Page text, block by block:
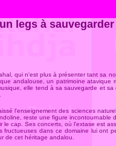
un legs à sauvegarder
qui n'est plus à présenter tant sa
andalouse, un patrimoine atavique
elle tend à sa sauvegarde et
l'enseignement des sciences
reste une figure incontournable
le cap. Ses concerts, où l'extase est
fructueuses dans ce domaine lui ont
de cet héritage andalou.